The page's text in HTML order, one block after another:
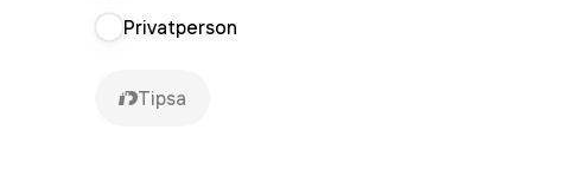
Privatperson
Tipsa